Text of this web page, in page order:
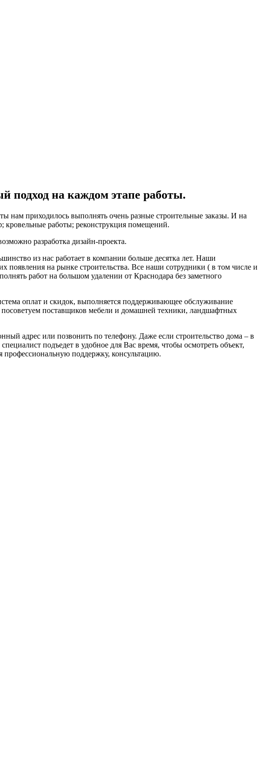
подход на каждом этапе работы.
нам приходилось выполнять очень разные строительные заказы. И на
кровельные работы; реконструкция помещений.
разработка дизайн-проекта.
из нас работает в компании больше десятка лет. Наши
появления на рынке строительства. Все наши сотрудники ( в том числе и
работ на большом удалении от Краснодара без заметного
оплат и скидок, выполняется поддерживающее обслуживание
поставщиков мебели и домашней техники, ландшафтных
адрес или позвонить по телефону. Даже если строительство дома – в
подъедет в удобное для Вас время, чтобы осмотреть объект,
поддержку, консультацию.